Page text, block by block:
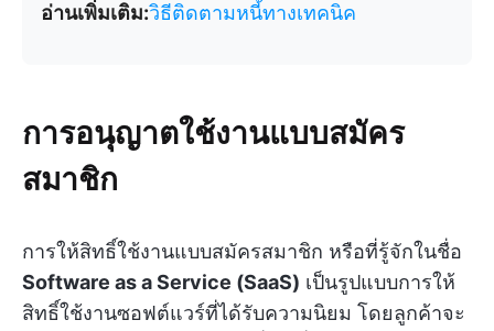
อ่านเพิ่มเติม:วิธีติดตามหนี้ทางเทคนิค
การอนุญาตใช้งานแบบสมัคร
สมาชิก
การให้สิทธิ์ใช้งานแบบสมัครสมาชิก หรือที่รู้จักในชื่อ
Software as a Service (SaaS) เป็นรูปแบบการให้
สิทธิ์ใช้งานซอฟต์แวร์ที่ได้รับความนิยม โดยลูกค้าจะ